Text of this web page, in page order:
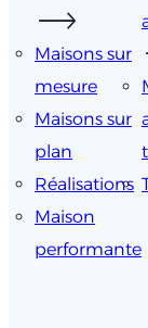
Maisons sur
mesure
Maisons sur
plan
Réalisations
Maison
performante